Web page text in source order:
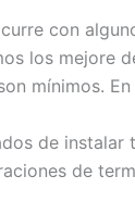
con
los mejore
mínimos.
de
de